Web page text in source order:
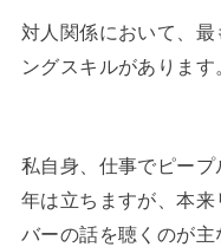
対人関係において、
ングスキルがあります
私自身、仕事でピー
年は立ちますが、本
バーの話を聴くのが